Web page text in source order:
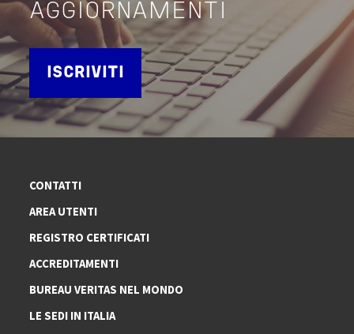
AGGIORNAMENTI
ISCRIVITI
CONTATTI
AREA UTENTI
REGISTRO CERTIFICATI
ACCREDITAMENTI
BUREAU VERITAS NEL MONDO
LE SEDI IN ITALIA